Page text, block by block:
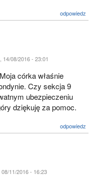
odpowiedz
14/08/2016 - 23:01
córka właśnie
Czy sekcja 9
ubezpieczeniu
dziękuję za pomoc.
odpowiedz
11/2016 - 16:23